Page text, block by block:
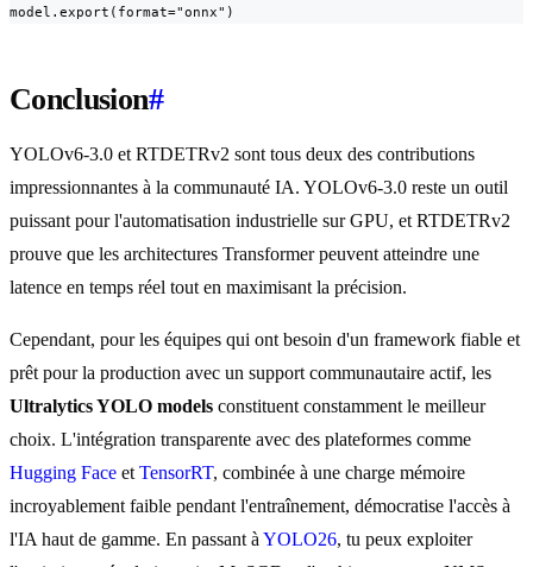
model.export(format="onnx")
Conclusion#
YOLOv6-3.0 et RTDETRv2 sont tous deux des contributions
impressionnantes à la communauté IA. YOLOv6-3.0 reste un outil
puissant pour l'automatisation industrielle sur GPU, et RTDETRv2
prouve que les architectures Transformer peuvent atteindre une
latence en temps réel tout en maximisant la précision.
Cependant, pour les équipes qui ont besoin d'un framework fiable et
prêt pour la production avec un support communautaire actif, les
Ultralytics YOLO models constituent constamment le meilleur
choix. L'intégration transparente avec des plateformes comme
Hugging Face et TensorRT, combinée à une charge mémoire
incroyablement faible pendant l'entraînement, démocratise l'accès à
l'IA haut de gamme. En passant à YOLO26, tu peux exploiter